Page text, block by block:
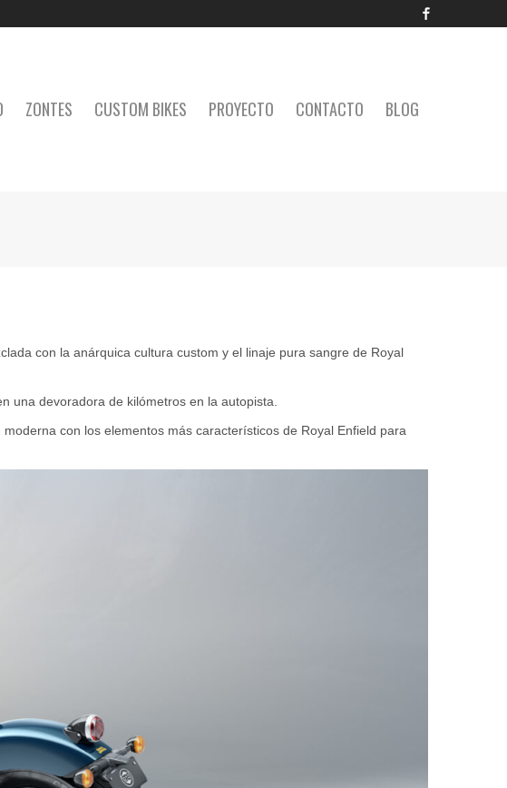
ZONTES CUSTOM BIKES PROYECTO CONTACTO BLOG
con la anárquica cultura custom y el linaje pura sangre de Royal
una devoradora de kilómetros en la autopista.
con los elementos más característicos de Royal Enfield para